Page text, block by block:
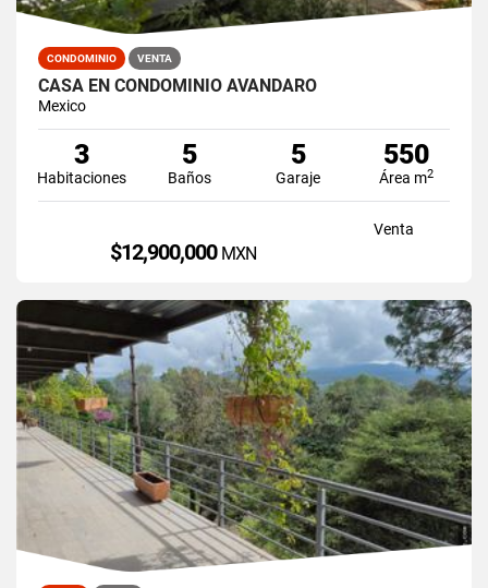
CONDOMINIO VENTA
CASA EN CONDOMINIO AVÁNDARO
Mexico
3
Habitaciones
5
Baños
5
Garaje
550
Área m2
Venta
$12,900,000 MXN